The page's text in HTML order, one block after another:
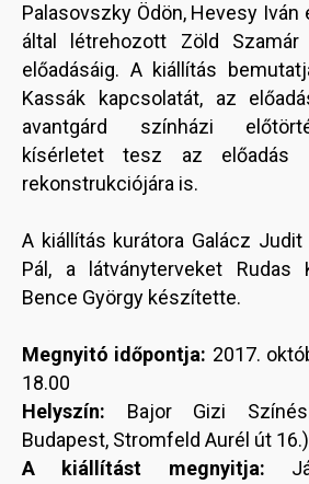
Palasovszky Ödön, Hevesy Iván
által létrehozott Zöld Szamár
előadásáig. A kiállítás
Kassák kapcsolatát, az
avantgárd színházi
kísérletet tesz az előadás
rekonstrukciójára is.
A kiállítás kurátora Galácz
Pál, a látványterveket Rudas
Bence György készítette.
Megnyitó időpontja: 2017.
18.00
Helyszín: Bajor Gizi
Budapest, Stromfeld Aurél út 16.)
A kiállítást megnyitja: